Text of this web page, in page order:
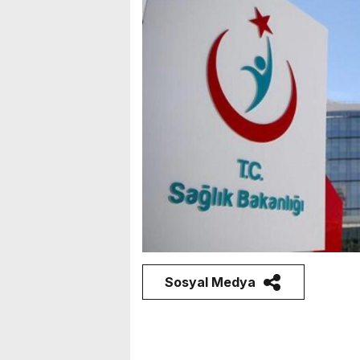
Sosyal Medya